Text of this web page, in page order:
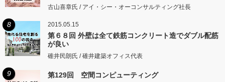
古山喜章氏 / アイ・シー・オーコンサルティング社長
8 2015.05.15
第６８回 外壁は全て鉄筋コンクリート造でダブル配筋
が良い
碓井民朗氏 / 碓井建築オフィス代表
9 第129回 空間コンピューティング